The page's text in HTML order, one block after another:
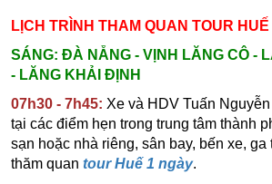
LỊCH TRÌNH THAM QUAN TOUR
SÁNG: ĐÀ NẴNG - VỊNH LĂNG CÔ -
- LĂNG KHẢI ĐỊNH
07h30 - 7h45:Xe và HDV Tuấn
tại các điểm hẹn trong trung tâm thành
sạn hoặc nhà riêng, sân bay, bến xe, ga
thăm quantour Huế 1 ngày​​​​.